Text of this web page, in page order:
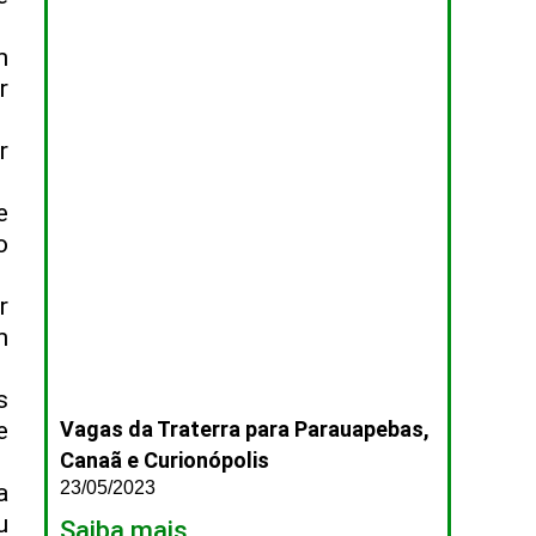
Vagas da Traterra para Parauapebas,
Canaã e Curionópolis
23/05/2023